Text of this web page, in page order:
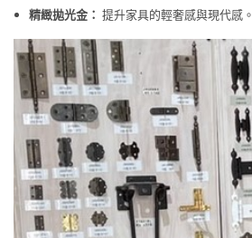
精緻拋光金： 提升家具的輕奢感與現代感。